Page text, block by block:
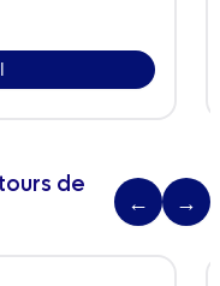
de
← →